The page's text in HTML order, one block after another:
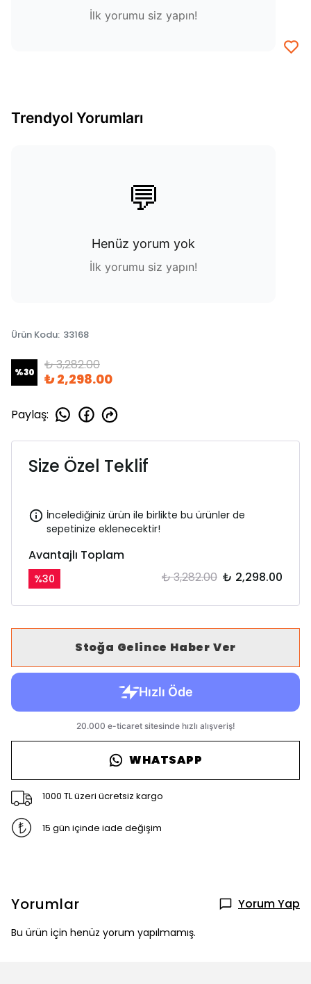
İlk yorumu siz yapın!
Trendyol Yorumları
💬
Henüz yorum yok
İlk yorumu siz yapın!
Ürün Kodu: 33168
%30 ₺ 3,282.00
₺ 2,298.00
Paylaş:
Size Özel Teklif
İncelediğiniz ürün ile birlikte bu ürünler de
sepetinize eklenecektir!
Avantajlı Toplam
%30 ₺ 3,282.00 ₺ 2,298.00
Stoğa Gelince Haber Ver
WHATSAPP
1000 TL üzeri ücretsiz kargo
15 gün içinde iade değişim
Yorumlar Yorum Yap
Bu ürün için henüz yorum yapılmamış.